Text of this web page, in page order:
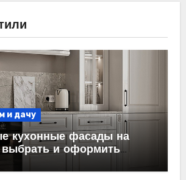
и дачу
кухонные фасады на
выбрать и оформить